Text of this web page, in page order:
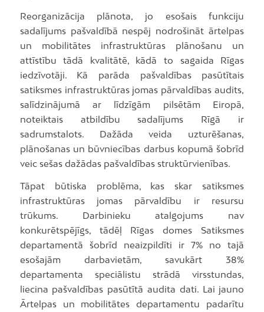
Reorganizācija plānota, jo esošais funkciju
sadalījums pašvaldībā nespēj nodrošināt ārtelpas
un mobilitātes infrastruktūras plānošanu un
attīstību tādā kvalitātē, kādā to sagaida Rīgas
iedzīvotāji. Kā parāda pašvaldības pasūtītais
satiksmes infrastruktūras jomas pārvaldības audits,
salīdzinājumā ar līdzīgām pilsētām Eiropā,
noteiktais atbildību sadalījums Rīgā ir
sadrumstalots. Dažāda veida uzturēšanas,
plānošanas un būvniecības darbus kopumā šobrīd
veic sešas dažādas pašvaldības struktūrvienības.
Tāpat būtiska problēma, kas skar satiksmes
infrastruktūras jomas pārvaldību ir resursu
trūkums. Darbinieku atalgojums nav
konkurētspējīgs, tādēļ Rīgas domes Satiksmes
departamentā šobrīd neaizpildīti ir 7% no tajā
esošajām darbavietām, savukārt 38%
departamenta speciālistu strādā virsstundas,
liecina pašvaldības pasūtītā audita dati. Lai jauno
Ārtelpas un mobilitātes departamentu padarītu